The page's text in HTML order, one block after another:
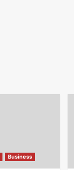
Business